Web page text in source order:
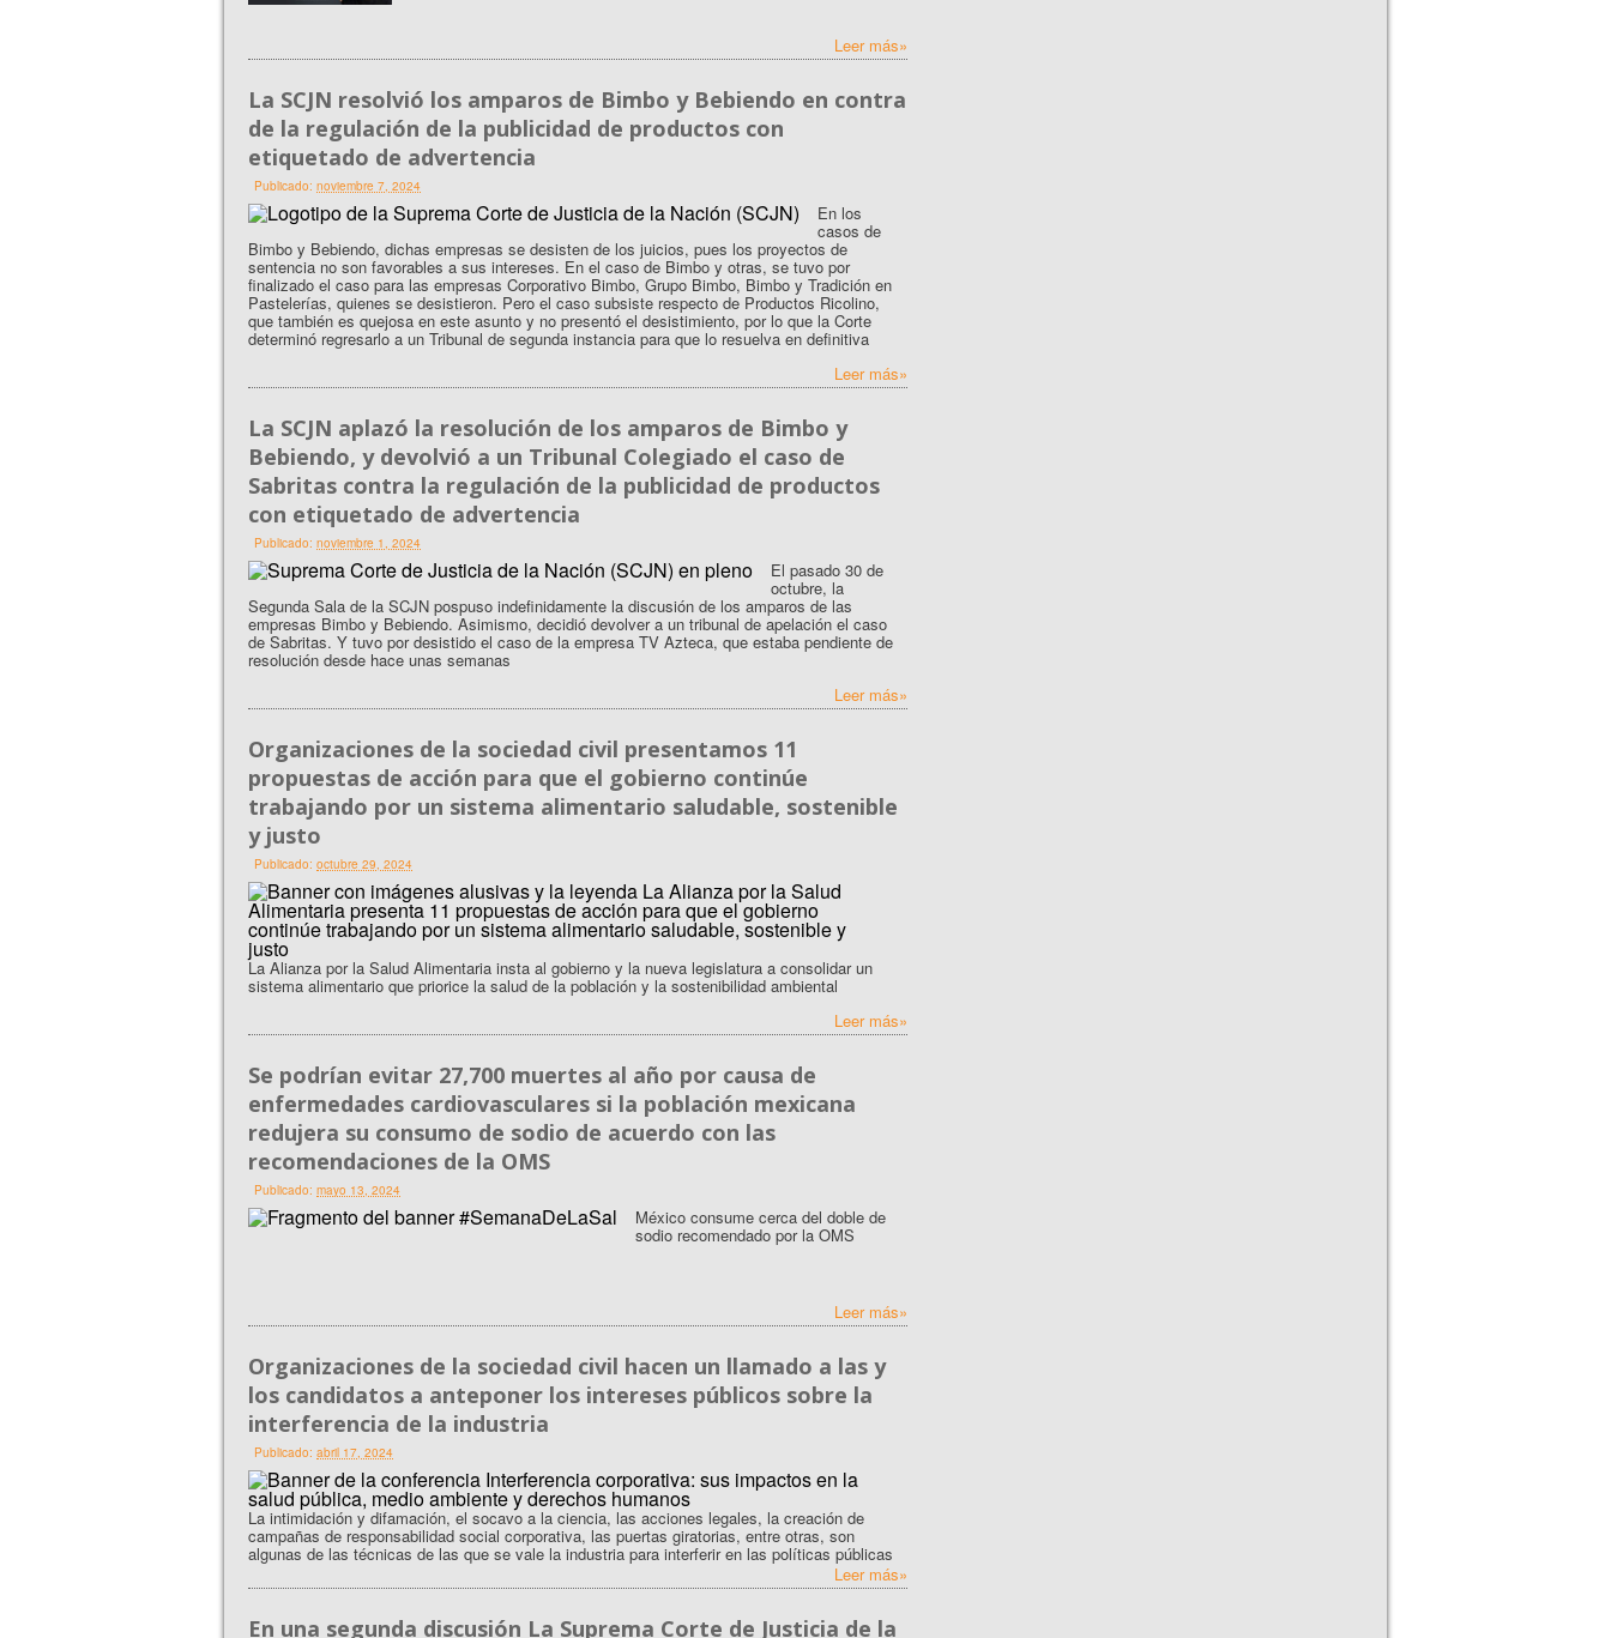
Leer más»
La SCJN resolvió los amparos de Bimbo y Bebiendo en contra
de la regulación de la publicidad de productos con
etiquetado de advertencia
Publicado: noviembre 7, 2024
En los
casos de
Bimbo y Bebiendo, dichas empresas se desisten de los juicios, pues los proyectos de
sentencia no son favorables a sus intereses. En el caso de Bimbo y otras, se tuvo por
finalizado el caso para las empresas Corporativo Bimbo, Grupo Bimbo, Bimbo y Tradición en
Pastelerías, quienes se desistieron. Pero el caso subsiste respecto de Productos Ricolino,
que también es quejosa en este asunto y no presentó el desistimiento, por lo que la Corte
determinó regresarlo a un Tribunal de segunda instancia para que lo resuelva en definitiva
Leer más»
La SCJN aplazó la resolución de los amparos de Bimbo y
Bebiendo, y devolvió a un Tribunal Colegiado el caso de
Sabritas contra la regulación de la publicidad de productos
con etiquetado de advertencia
Publicado: noviembre 1, 2024
El pasado 30 de
octubre, la
Segunda Sala de la SCJN pospuso indefinidamente la discusión de los amparos de las
empresas Bimbo y Bebiendo. Asimismo, decidió devolver a un tribunal de apelación el caso
de Sabritas. Y tuvo por desistido el caso de la empresa TV Azteca, que estaba pendiente de
resolución desde hace unas semanas
Leer más»
Organizaciones de la sociedad civil presentamos 11
propuestas de acción para que el gobierno continúe
trabajando por un sistema alimentario saludable, sostenible
y justo
Publicado: octubre 29, 2024
La Alianza por la Salud Alimentaria insta al gobierno y la nueva legislatura a consolidar un
sistema alimentario que priorice la salud de la población y la sostenibilidad ambiental
Leer más»
Se podrían evitar 27,700 muertes al año por causa de
enfermedades cardiovasculares si la población mexicana
redujera su consumo de sodio de acuerdo con las
recomendaciones de la OMS
Publicado: mayo 13, 2024
México consume cerca del doble de
sodio recomendado por la OMS
Leer más»
Organizaciones de la sociedad civil hacen un llamado a las y
los candidatos a anteponer los intereses públicos sobre la
interferencia de la industria
Publicado: abril 17, 2024
La intimidación y difamación, el socavo a la ciencia, las acciones legales, la creación de
campañas de responsabilidad social corporativa, las puertas giratorias, entre otras, son
algunas de las técnicas de las que se vale la industria para interferir en las políticas públicas
Leer más»
En una segunda discusión La Suprema Corte de Justicia de la